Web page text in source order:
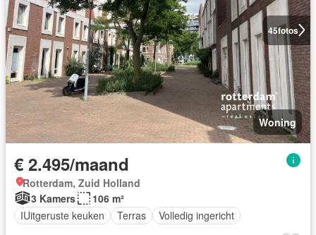
45fotos
Woning
€ 2.495/maand
Rotterdam, Zuid Holland
3 Kamers
106 m²
IUitgeruste keuken
Terras Volledig ingericht